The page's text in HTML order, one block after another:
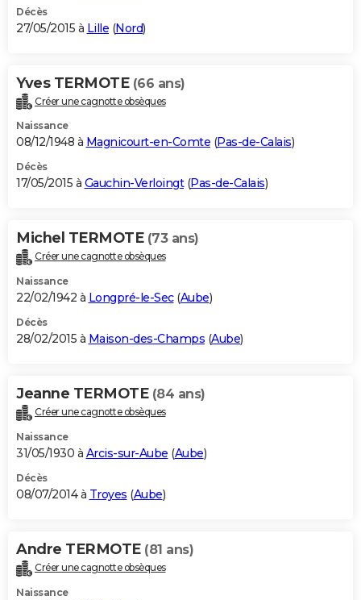
Décès
27/05/2015 à Lille (Nord)
Yves TERMOTE (66 ans)
Créer une cagnotte obsèques
Naissance
08/12/1948 à Magnicourt-en-Comte (Pas-de-Calais)
Décès
17/05/2015 à Gauchin-Verloingt(Pas-de-Calais)
Michel TERMOTE (73 ans)
Créer une cagnotte obsèques
Naissance
22/02/1942 à Longpré-le-Sec(Aube)
Décès
28/02/2015 à Maison-des-Champs (Aube)
Jeanne TERMOTE (84 ans)
Créer une cagnotte obsèques
Naissance
31/05/1930 à Arcis-sur-Aube (Aube)
Décès
08/07/2014 à Troyes (Aube)
Andre TERMOTE (81 ans)
Créer une cagnotte obsèques
Naissance